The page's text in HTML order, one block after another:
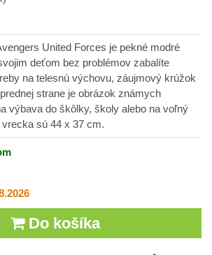
United Forces je pekné modré
deťom bez problémov zabalíte
na telesnú výchovu, záujmový krúžok
strane je obrázok známych
výbava do škôlky, školy alebo na voľný
sú 44 x 37 cm.
Do košíka